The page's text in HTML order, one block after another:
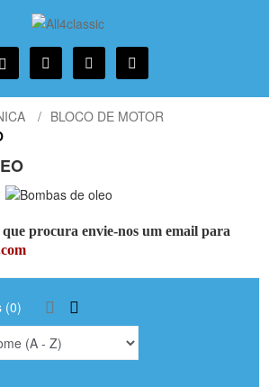
BLOCO DE MOTOR
procura envie-nos um email para
(0)